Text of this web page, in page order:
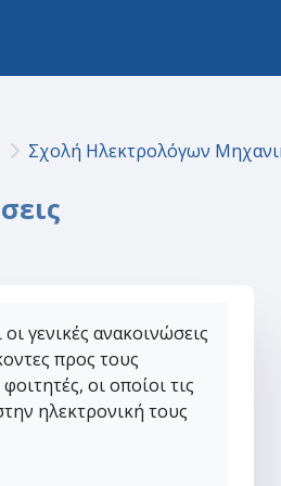
Σχολή Ηλεκτρολόγων
γενικές ανακοινώσεις
προς τους
οι οποίοι τις
ηλεκτρονική τους